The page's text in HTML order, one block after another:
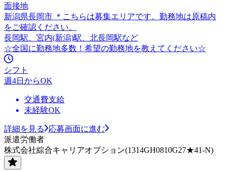
面接地
新潟県長岡市 ＊こちらは募集エリアです。勤務地は原稿内
をご確認ください。
長岡駅、宮内(新潟)駅、北長岡駅など
☆全国に勤務地多数！希望の勤務地を教えてください☆
シフト
週4日からOK
交通費支給
未経験OK
詳細を見る
応募画面に進む
派遣労働者
株式会社綜合キャリアオプション(1314GH0810G27★41-N)